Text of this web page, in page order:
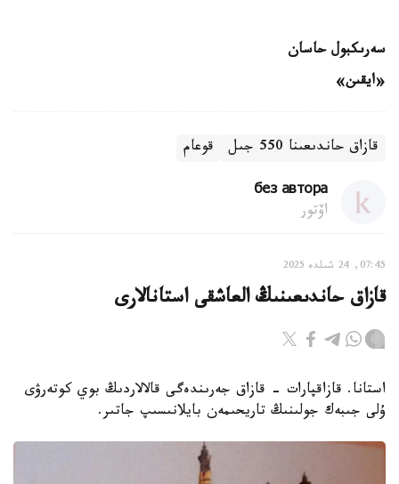
سەرىكبول حاسان
«ايقىن»
قازاق حاندىعىنا 550 جىل قوعام
без автора
اۆتور
07:45, 24 شىلدە 2025
قازاق حاندىعىنىڭ العاشقى استانالارى
استانا. قازاقپارات - قازاق جەرىندەگى قالالاردىڭ بوي كوتەرۋى
ۇلى جىبەك جولىنىڭ تاريحىمەن بايلانىسىپ جاتىر.